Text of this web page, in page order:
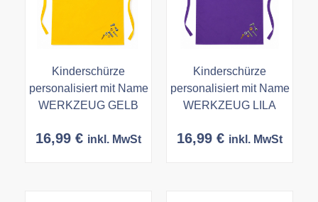
Kinderschürze
personalisiert mit Name
WERKZEUG GELB
16,99 € inkl. MwSt
Kinderschürze
personalisiert mit Name
WERKZEUG LILA
16,99 € inkl. MwSt